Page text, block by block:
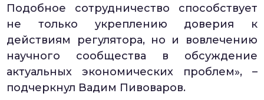
Подобное сотрудничество способствует
не только укреплению доверия к
действиям регулятора, но и вовлечению
научного сообщества в обсуждение
актуальных экономических проблем», –
подчеркнул Вадим Пивоваров.